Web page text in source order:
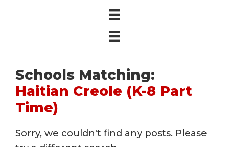
Schools Matching:
Haitian Creole (K-8 Part
Time)
Sorry, we couldn't find any posts. Please